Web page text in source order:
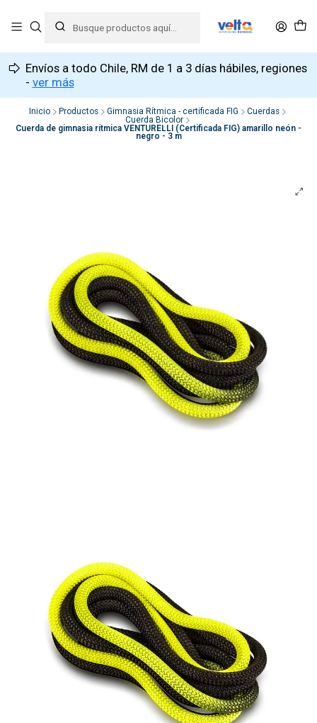
Envíos a todo Chile, RM de 1 a 3 días hábiles, regiones
- ver más
Inicio Productos Gimnasia Rítmica - certificada FIG
Cuerdas
Cuerda Bicolor
Cuerda de gimnasia rítmica VENTURELLI (Certificada FIG) amarillo neón -
negro - 3 m